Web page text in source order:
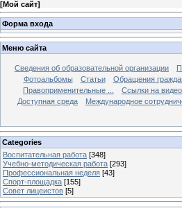
[Мой сайт]
Форма входа
Меню сайта
Сведения об образовательной организации
Фотоальбомы
Статьи Обращения
Правоприменительные ...
Ссылки на
Доступная среда
Международное
Categories
Воспитательная работа [348]
Учебно-методическая работа [293]
Профессиональная неделя [43]
Спорт-площадка [155]
Совет лицеистов [5]